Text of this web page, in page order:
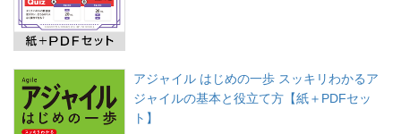
アジャイル はじめの一歩 スッキリわかるア
ジャイルの基本と役立て方【紙＋PDFセッ
ト】